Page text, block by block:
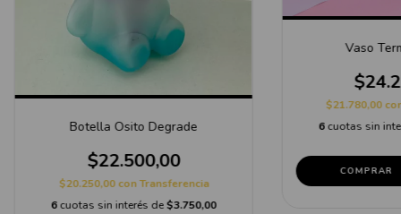
Botella Osito Degrade
$22.500,00
$20.250,00conTransferencia
6cuotas sin interés de$3.750,00
Vaso
$21.780,00
6 cuotas sin
COMPRAR